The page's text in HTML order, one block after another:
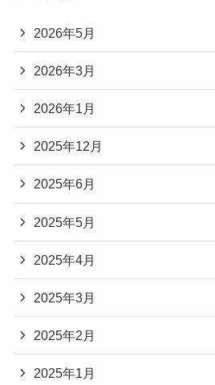
2026年5月
2026年3月
2026年1月
2025年12月
2025年6月
2025年5月
2025年4月
2025年3月
2025年2月
2025年1月